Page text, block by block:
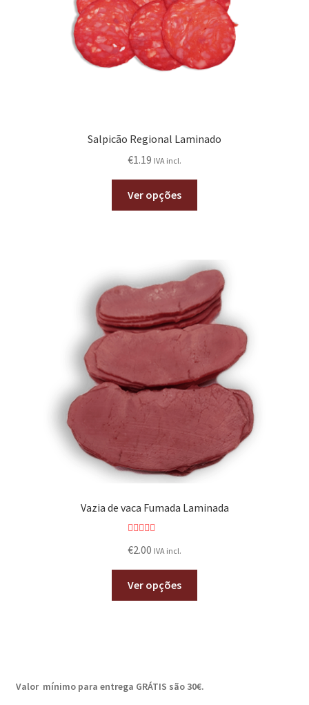
Salpicão Regional Laminado
€1.19 IVA incl.
Ver opções
Vazia de vaca Fumada Laminada
€2.00 IVA incl.
Ver opções
Valor mínimo para entrega GRÁTIS são 30€.